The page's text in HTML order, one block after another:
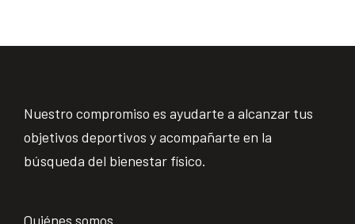
Nuestro compromiso es ayudarte a alcanzar tus
objetivos deportivos y acompañarte en la
búsqueda del bienestar físico.
Quiénes somos